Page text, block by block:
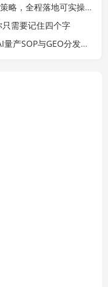
操，规避短择、利己型相亲对象
需要记住四个字
SOP与GEO分发机制